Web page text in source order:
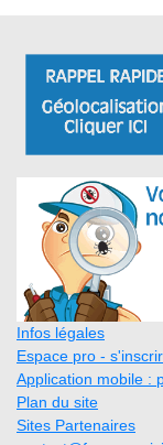
Infos légales
Espace pro -
Application mobile :
Plan du site
Sites Partenaires